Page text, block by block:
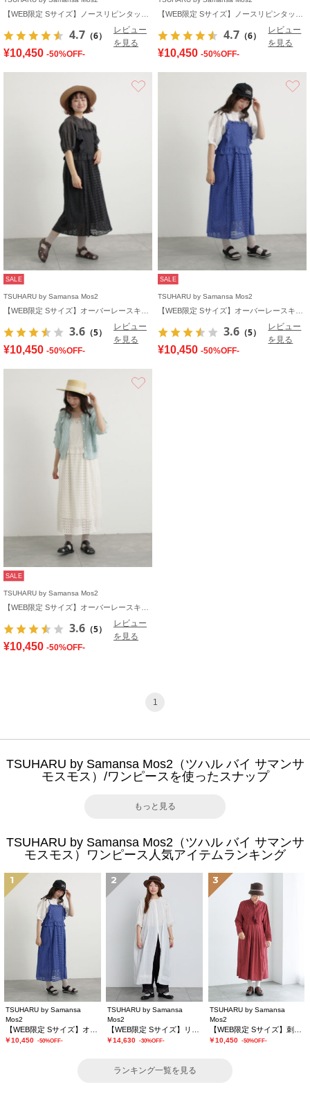
4.7 （6）
レビュー
を見る
¥10,450 -50%OFF-
4.7 （6）
レビュー
を見る
¥10,450 -50%OFF-
SALE
TSUHARU by Samansa Mos2
3.6 （5）
レビュー
を見る
¥10,450 -50%OFF-
SALE
TSUHARU by Samansa Mos2
3.6 （5）
レビュー
を見る
¥10,450 -50%OFF-
SALE
TSUHARU by Samansa Mos2
3.6 （5）
レビュー
を見る
¥10,450 -50%OFF-
1
TSUHARU by Samansa Mos2（ツハル バイ サマンサ
モスモス）/ワンピースを使ったスナップ
もっと見る
TSUHARU by Samansa Mos2（ツハル バイ サマンサ
モスモス）ワンピース人気アイテムランキング
1
TSUHARU by Samansa
Mos2
￥10,450 -50%OFF-
2
TSUHARU by Samansa
Mos2
￥14,630 -30%OFF-
3
TSUHARU by Samansa
Mos2
￥10,450 -50%OFF-
ランキング一覧を見る